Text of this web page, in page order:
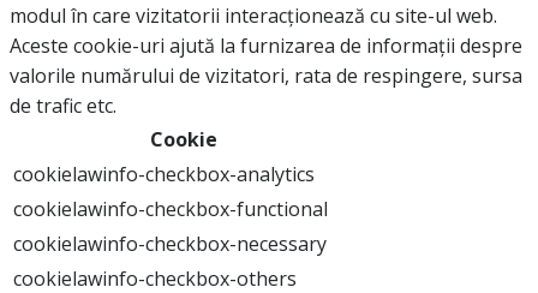
modul în care vizitatorii interacționează cu site-ul web.
Aceste cookie-uri ajută la furnizarea de informații despre
valorile numărului de vizitatori, rata de respingere, sursa
de trafic etc.
Cookie
cookielawinfo-checkbox-analytics
cookielawinfo-checkbox-functional
cookielawinfo-checkbox-necessary
cookielawinfo-checkbox-others